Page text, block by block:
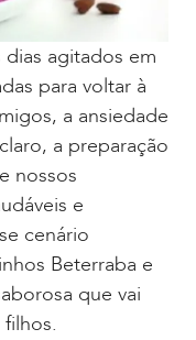
agitados em
para voltar à
a ansiedade
a preparação
nossos
e
cenário
Beterraba e
que vai